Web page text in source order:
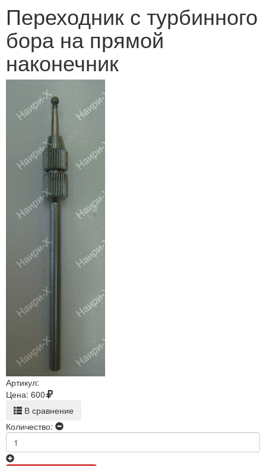
Переходник с турбинного
бора на прямой
наконечник
Артикул:
Цена: 600
В сравнение
Количество: